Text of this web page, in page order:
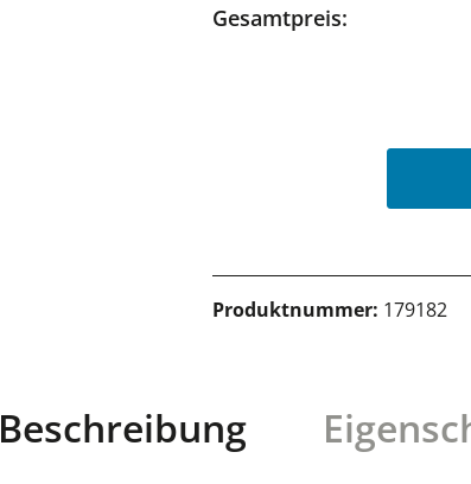
Gesamtpreis:
Produktnummer: 179182
Beschreibung